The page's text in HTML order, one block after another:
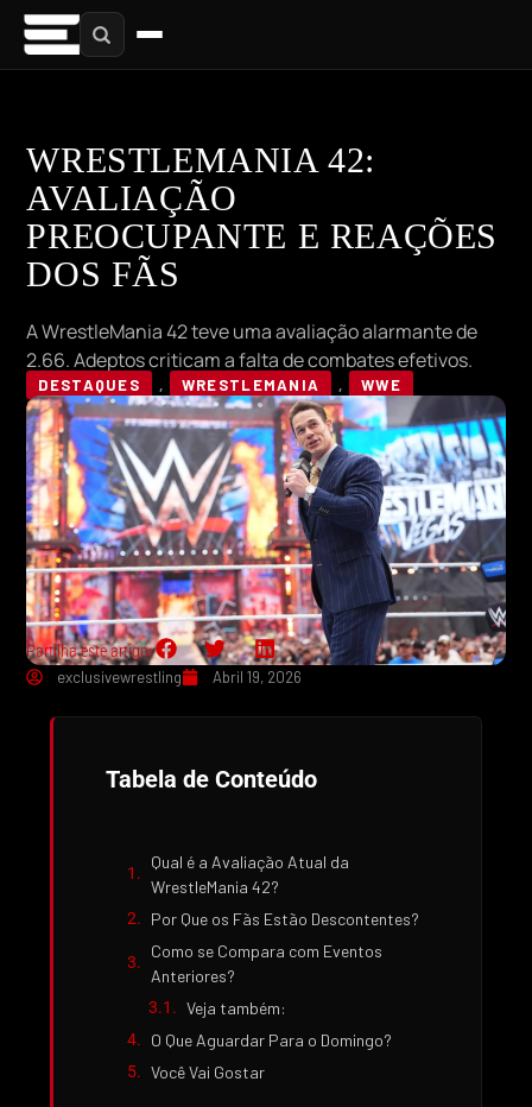
WRESTLEMANIA 42:
AVALIAÇÃO
PREOCUPANTE E REAÇÕES
DOS FÃS
A WrestleMania 42 teve uma avaliação alarmante de
2.66. Adeptos criticam a falta de combates efetivos.
DESTAQUES , WRESTLEMANIA , WWE
Partilha este artigo:
exclusivewrestling
Abril 19, 2026
Tabela de Conteúdo
Qual é a Avaliação Atual da
WrestleMania 42?
Por Que os Fãs Estão Descontentes?
Como se Compara com Eventos
Anteriores?
Veja também:
O Que Aguardar Para o Domingo?
Você Vai Gostar